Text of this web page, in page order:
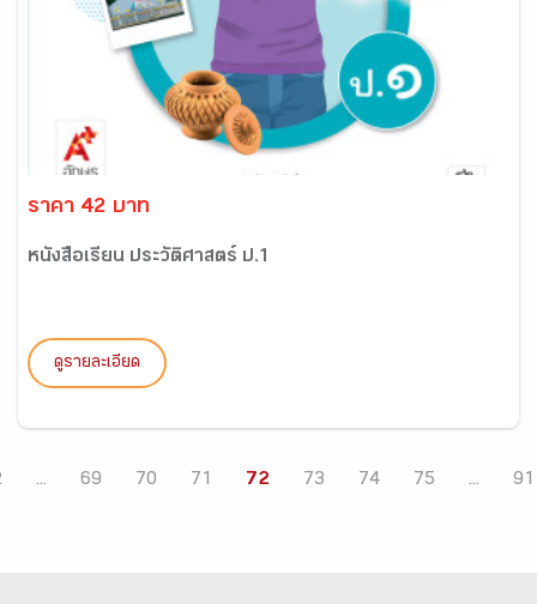
ราคา 42 บาท
หนังสือเรียน ประวัติศาสตร์ ป.1
ดูรายละเอียด
... 69 70 71 72 73 74 75 ... 91